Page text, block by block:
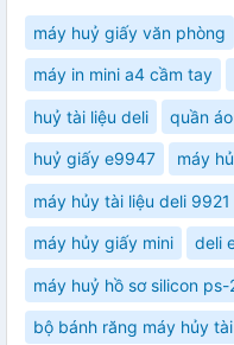
máy huỷ giấy văn phòng
máy in mini a4 cầm tay
huỷ tài liệu deli quần
huỷ giấy e9947 máy
máy hủy tài liệu deli 9921
máy hủy giấy mini deli
máy huỷ hồ sơ silicon
bộ bánh răng máy hủy